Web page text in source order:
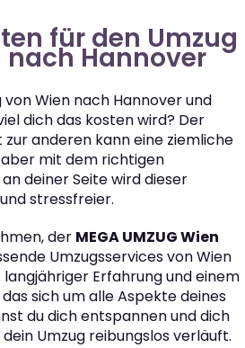
für den Umzug
nach Hannover
von Wien nach Hannover und
dich das kosten wird? Der
zur anderen kann eine ziemliche
mit dem richtigen
an deiner Seite wird dieser
stressfreier.
der MEGA UMZUG Wien
Umzugsservices von Wien
Erfahrung und einem
sich um alle Aspekte deines
du dich entspannen und dich
Umzug reibungslos verläuft.